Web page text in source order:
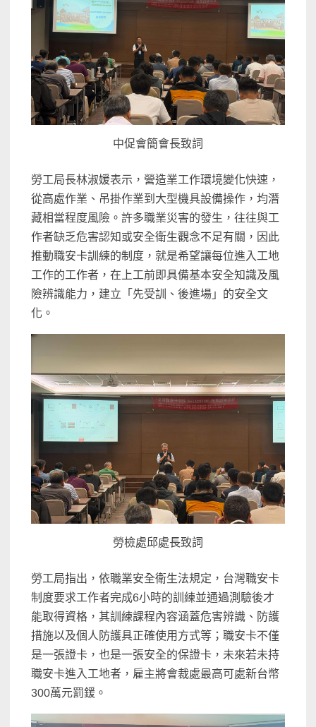
中促會簡會長致詞
勞工局長林淑媛表示，營造業工作環境變化快速，
從高處作業、吊掛作業到大型機具設備操作，均潛
藏相當程度風險。許多職業災害的發生，往往與工
作者缺乏危害認知或安全衛生觀念不足有關，因此
推動職安卡訓練的制度，就是希望讓每位進入工地
工作的工作者，在上工前即具備基本安全知識及風
險辨識能力，建立「先受訓、後進場」的安全文
化。
勞檢處邱處長致詞
勞工局指出，依職業安全衛生法規定，台灣職安卡
制度要求工作者完成6小時的訓練並通過測驗後才
能取得資格，其訓練課程內容涵蓋危害辨識、防護
措施以及個人防護具正確使用方式等；職安卡不僅
是一張證卡，也是一張安全的保證卡，未來若未持
職安卡進入工地者，雇主將會裁處最高可處新台幣
300萬元罰鍰。